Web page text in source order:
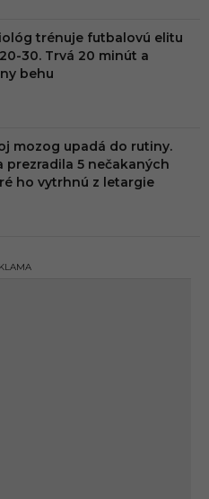
trénuje futbalovú elitu
30. Trvá 20 minút a
behu
mozog upadá do rutiny.
prezradila 5 nečakaných
ho vytrhnú z letargie